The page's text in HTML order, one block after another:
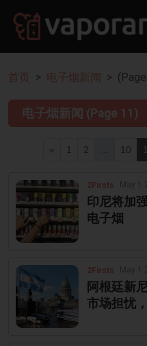
首页 电子烟新闻
电子烟新闻 (Page 11)
« 1 2 10
2Firsts
印尼将加
电子烟
2Firsts
阿根廷新
市场担忧